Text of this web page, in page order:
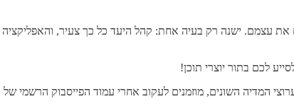
את עצמם. ישנה רק בעיה אחת: קהל היעד כל כך צעיר,
לכם בתור יוצרי תוכן!
המדיה השונים, מוזמנים לעקוב אחרי עמוד הפייסבוק הרשמי של